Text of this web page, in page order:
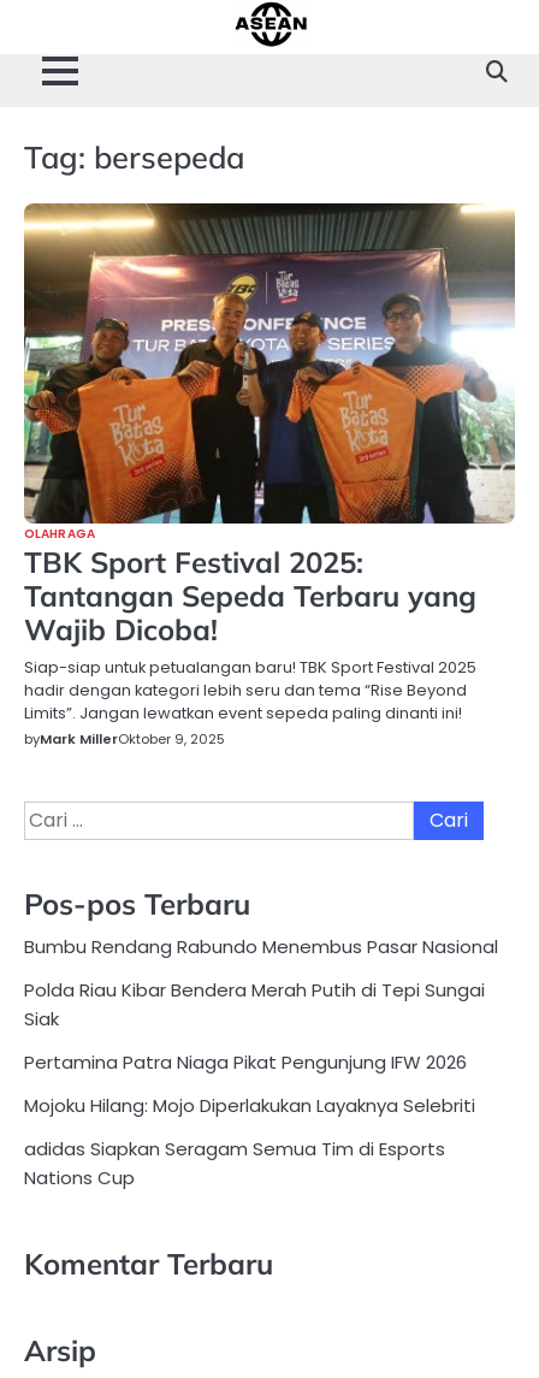
content
Tag: bersepeda
OLAHRAGA
TBK Sport Festival 2025:
Tantangan Sepeda Terbaru yang
Wajib Dicoba!
Siap-siap untuk petualangan baru! TBK Sport Festival 2025
hadir dengan kategori lebih seru dan tema “Rise Beyond
Limits”. Jangan lewatkan event sepeda paling dinanti ini!
byMark MillerOktober 9, 2025
Cari
untuk:
Pos-pos Terbaru
Bumbu Rendang Rabundo Menembus Pasar Nasional
Polda Riau Kibar Bendera Merah Putih di Tepi Sungai
Siak
Pertamina Patra Niaga Pikat Pengunjung IFW 2026
Mojoku Hilang: Mojo Diperlakukan Layaknya Selebriti
adidas Siapkan Seragam Semua Tim di Esports
Nations Cup
Komentar Terbaru
Arsip